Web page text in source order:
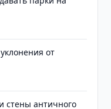
от
стены античного